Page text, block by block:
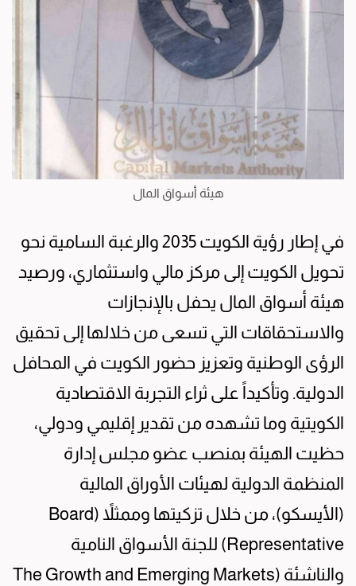
هيئة أسواق المال
في إطار رؤية الكويت 2035 والرغبة السامية نحو
تحويل الكويت إلى مركز مالي واستثماري، ورصيد
هيئة أسواق المال يحفل بالإنجازات
والاستحقاقات التي تسعى من خلالها إلى تحقيق
الرؤى الوطنية وتعزيز حضور الكويت في المحافل
الدولية. وتأكيداً على ثراء التجربة الاقتصادية
الكويتية وما تشهده من تقدير إقليمي ودولي،
حظيت الهيئة بمنصب عضو مجلس إدارة
المنظمة الدولية لهيئات الأوراق المالية
(الأيسكو)، من خلال تزكيتها وممثلاً (Board
Representative) للجنة الأسواق النامية
والناشئة (The Growth and Emerging Markets